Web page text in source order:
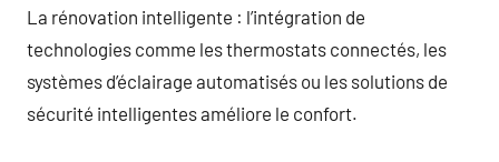
La rénovation intelligente : l’intégration de
technologies comme les thermostats connectés, les
systèmes d’éclairage automatisés ou les solutions de
sécurité intelligentes améliore le confort.